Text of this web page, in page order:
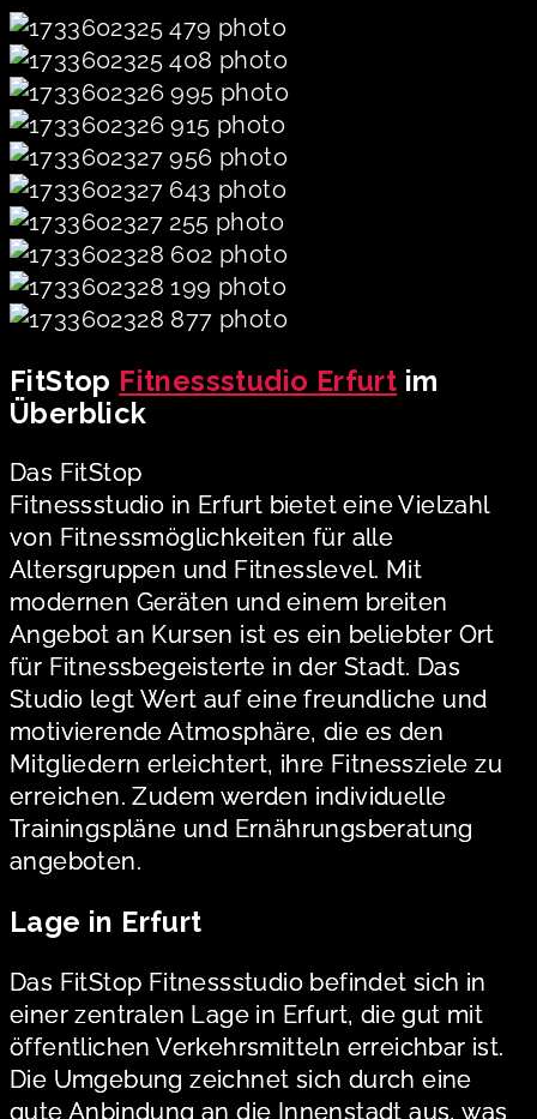
FitStop Fitnessstudio Erfurt im
Überblick
Das FitStop
Fitnessstudio in Erfurt bietet eine Vielzahl
von Fitnessmöglichkeiten für alle
Altersgruppen und Fitnesslevel. Mit
modernen Geräten und einem breiten
Angebot an Kursen ist es ein beliebter Ort
für Fitnessbegeisterte in der Stadt. Das
Studio legt Wert auf eine freundliche und
motivierende Atmosphäre, die es den
Mitgliedern erleichtert, ihre Fitnessziele zu
erreichen. Zudem werden individuelle
Trainingspläne und Ernährungsberatung
angeboten.
Lage in Erfurt
Das FitStop Fitnessstudio befindet sich in
einer zentralen Lage in Erfurt, die gut mit
öffentlichen Verkehrsmitteln erreichbar ist.
Die Umgebung zeichnet sich durch eine
gute Anbindung an die Innenstadt aus, was